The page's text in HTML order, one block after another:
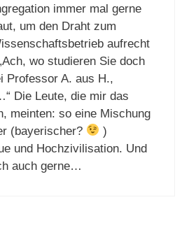
immer mal gerne
um den Draht zum
aufrecht
wo studieren Sie doch
Professor A. aus H.,
Die Leute, die mir das
meinten: so eine Mischung
(bayerischer?
)
und Hochzivilisation. Und
auch gerne…